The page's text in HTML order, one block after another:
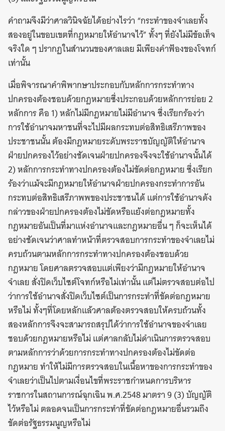
คำถามจึงมีว่าศาลวินิจฉัยได้อย่างไรว่า “กระทำของจำเลยทั้ง
สองอยู่ในขอบเขตที่กฎหมายให้อำนาจไว้” ทั้งๆ ที่ยังไม่มีข้อเท็จ
จริงใด ๆ ปรากฏในสำนวนของศาลเลย มีเพียงคำฟ้องของโจทก์
เท่านั้น
เมื่อพิจารณาคำพิพากษาประกอบกับหลักการกระทำทาง
ปกครองต้องชอบด้วยกฎหมายซึ่งประกอบด้วยหลักการย่อย 2
หลักการ คือ 1) หลักไม่มีกฎหมายไม่มีอำนาจ ซึ่งเรียกร้องว่า
การใช้อำนาจมหาชนที่จะไปมีผลกระทบต่อสิทธิเสรีภาพของ
ประชาชนนั้น ต้องมีกฎหมายระดับพระราชบัญญัติให้อำนาจ
ฝ่ายปกครองไว้อย่างชัดเจนฝ่ายปกครองจึงจะใช้อำนาจนั้นได้
2) หลักการกระทำทางปกครองต้องไม่ขัดต่อกฎหมาย ซึ่งเรียก
ร้องว่าแม้จะมีกฎหมายให้อำนาจฝ่ายปกครองกระทำการอัน
กระทบต่อสิทธิเสรีภาพพของประชาชนได้ แต่การใช้อำนาจดัง
กล่าวของฝ่ายปกครองต้องไม่ขัดหรือแย้งต่อกฎหมายทั้ง
กฎหมายอันเป็นที่มาแห่งอำนาจและกฎหมายอื่น ๆ ก็จะเห็นได้
อย่างชัดเจนว่าศาลทำหน้าที่ตรวจสอบการกระทำของจำเลยไม่
ครบถ้วนตามหลักการกระทำทางปกครองต้องชอบด้วย
กฎหมาย โดยศาลตรวจสอบแต่เพียงว่ามีกฎหมายให้อำนาจ
จำเลย สั่งปิดเว็บไซต์โจทก์หรือไม่เท่านั้น แต่ไม่ตรวจสอบต่อไป
ว่าการใช้อำนาจสั่งปิดเว็บไซต์เป็นการกระทำที่ขัดต่อกฎหมาย
หรือไม่ ทั้งๆที่โดยหลักแล้วศาลต้องตรวจสอบให้ครบถ้วนทั้ง
สองหลักการจึงจะสามารถสรุปได้ว่าการใช้อำนาจของจำเลย
ชอบด้วยกฎหมายหรือไม่ แต่ศาลกลับไม่ดำเนินการตรวจสอบ
ตามหลักการว่าด้วยการกระทำทางปกครองต้องไม่ขัดต่อ
กฎหมาย ทำให้ไม่มีการตรวจสอบในเนื้อหาของการกระทำของ
จำเลยว่าเป็นไปตามเงื่อนไขที่พระราชกำหนดการบริหาร
ราชการในสถานการณ์ฉุกเฉิน พ.ศ.2548 มาตรา 9 (3) บัญญัติ
ไว้หรือไม่ ตลอดจนเป็นการกระทำที่ขัดต่อกฎหมายอื่นรวมถึง
ขัดต่อรัฐธรรมนูญหรือไม่